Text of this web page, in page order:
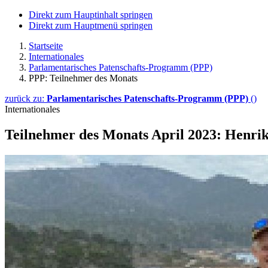
Direkt zum Hauptinhalt springen
Direkt zum Hauptmenü springen
Startseite
Internationales
Parlamentarisches Patenschafts-Programm (PPP)
PPP: Teilnehmer des Monats
zurück zu: Parlamentarisches Patenschafts-Programm (PPP) ()
Internationales
Teilnehmer des Monats April 2023: